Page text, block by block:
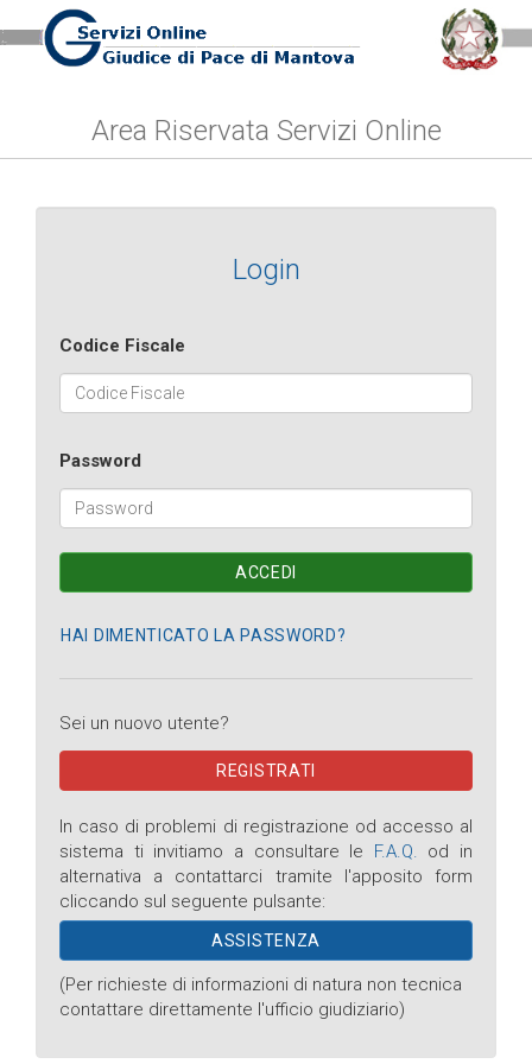
Area Riservata Servizi Online
Login
Codice Fiscale
Password
Sei un nuovo utente?
In caso di problemi di registrazione od accesso al
sistema ti invitiamo a consultare le F.A.Q. od in
alternativa a contattarci tramite l'apposito form
cliccando sul seguente pulsante:
ASSISTENZA
(Per richieste di informazioni di natura non tecnica
contattare direttamente l'ufficio giudiziario)